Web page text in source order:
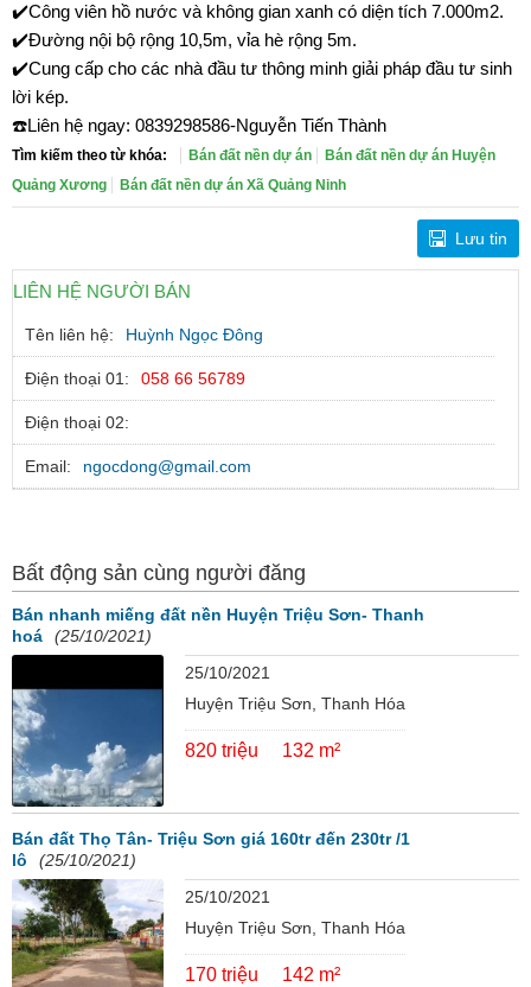
✔️Công viên hồ nước và không gian xanh có diện tích 7.000m2.
✔️Đường nội bộ rộng 10,5m, vỉa hè rộng 5m.
✔️Cung cấp cho các nhà đầu tư thông minh giải pháp đầu tư sinh
lời kép.
☎️Liên hệ ngay: 0839298586-Nguyễn Tiến Thành
Tìm kiếm theo từ khóa: Bán đất nền dự án
Bán đất nền dự án Huyện
Quảng Xương
Bán đất nền dự án Xã Quảng Ninh
Lưu tin
LIÊN HỆ NGƯỜI BÁN
Tên liên hệ: Huỳnh Ngọc Đông
Điện thoại 01: 058 66 56789
Điện thoại 02:
Email: ngocdong@gmail.com
Bất động sản cùng người đăng
Bán nhanh miếng đất nền Huyện Triệu Sơn- Thanh
hoá
(25/10/2021)
25/10/2021
Huyện Triệu Sơn, Thanh Hóa
820 triệu 132 m²
Bán đất Thọ Tân- Triệu Sơn giá 160tr đến 230tr /1
lô
(25/10/2021)
25/10/2021
Huyện Triệu Sơn, Thanh Hóa
170 triệu 142 m²